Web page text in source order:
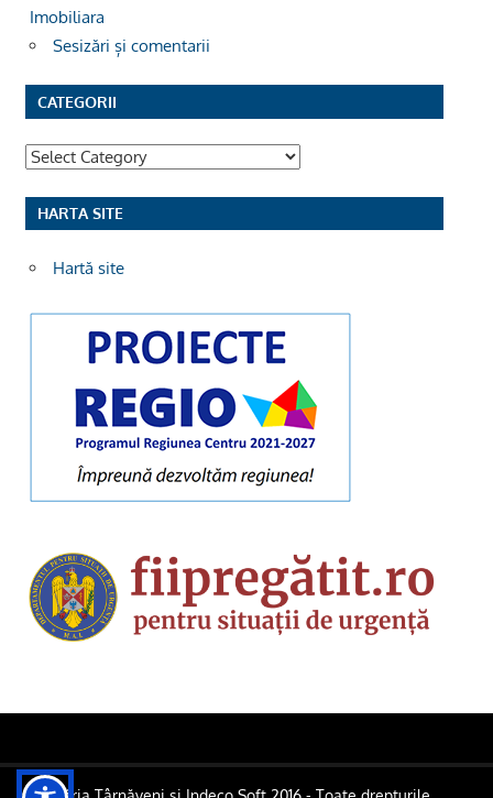
Imobiliara
Sesizări și comentarii
CATEGORII
Categorii
HARTA SITE
Hartă site